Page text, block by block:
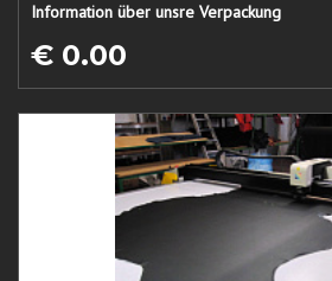
Information über unsre Verpackung
€ 0.00